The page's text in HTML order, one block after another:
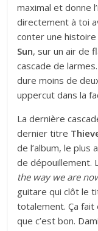
maximal et donne
directement à toi
conter une
Sun, sur un air de
cascade de
dure moins de
uppercut dans la
La dernière
dernier titre
de l’album, le plus
de dépouillement.
the way we are
guitare qui clôt le
totalement. Ça fait
que c’est bon.